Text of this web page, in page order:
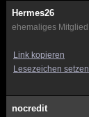
Hermes26
ehemaliges Mitglied
Link kopieren
Lesezeichen setzen
nocredit